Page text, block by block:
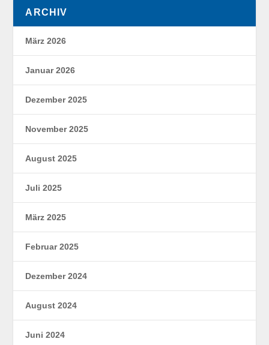
ARCHIV
März 2026
Januar 2026
Dezember 2025
November 2025
August 2025
Juli 2025
März 2025
Februar 2025
Dezember 2024
August 2024
Juni 2024